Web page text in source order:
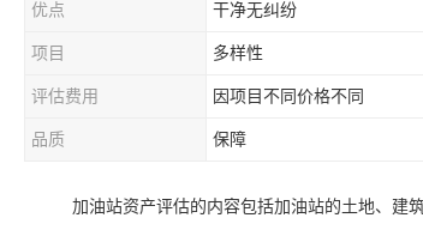
优点 干净无纠纷
项目 多样性
评估费用 因项目不同价格不同
品质 保障
加油站资产评估的内容包括加油站的土地、建